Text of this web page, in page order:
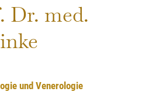
Dr. med.
und Venerologie